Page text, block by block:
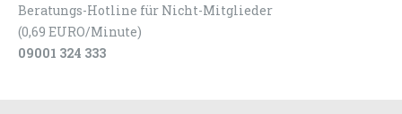
Beratungs-Hotline für Nicht-Mitglieder
(0,69 EURO/Minute)
09001 324 333